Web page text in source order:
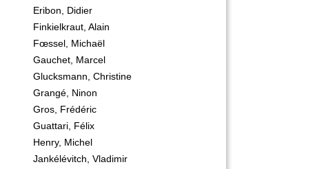
Eribon, Didier
Finkielkraut, Alain
Fœssel, Michaël
Gauchet, Marcel
Glucksmann, Christine
Grangé, Ninon
Gros, Frédéric
Guattari, Félix
Henry, Michel
Jankélévitch, Vladimir